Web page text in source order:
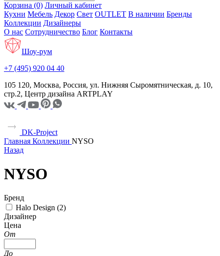
Корзина (0) Личный кабинет
Кухни Мебель Декор Свет OUTLET В наличии Бренды
Коллекции Дизайнеры
О нас Сотрудничество Блог Контакты
Шоу-рум
+7 (495) 920 04 40
105 120, Москва, Россия, ул. Нижняя Сыромятническая, д. 10,
стр.2, Центр дизайна ARTPLAY
DK-Project
Главная Коллекции NYSO
Назад
NYSO
Бренд
Halo Design (2)
Дизайнер
Цена
От
До